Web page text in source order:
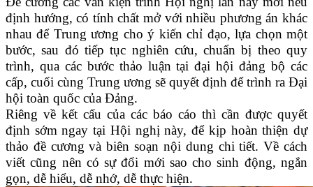
định hướng, có tính chất mở với nhiều phương án khác
nhau để Trung ương cho ý kiến chỉ đạo, lựa chọn một
bước, sau đó tiếp tục nghiên cứu, chuẩn bị theo quy
trình, qua các bước thảo luận tại đại hội đảng bộ các
cấp, cuối cùng Trung ương sẽ quyết định để trình ra Đại
hội toàn quốc của Đảng.
Riêng về kết cấu của các báo cáo thì cần được quyết
định sớm ngay tại Hội nghị này, để kịp hoàn thiện dự
thảo đề cương và biên soạn nội dung chi tiết. Về cách
viết cũng nên có sự đổi mới sao cho sinh động, ngắn
gọn, dễ hiểu, dễ nhớ, dễ thực hiện.